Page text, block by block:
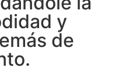
y
de